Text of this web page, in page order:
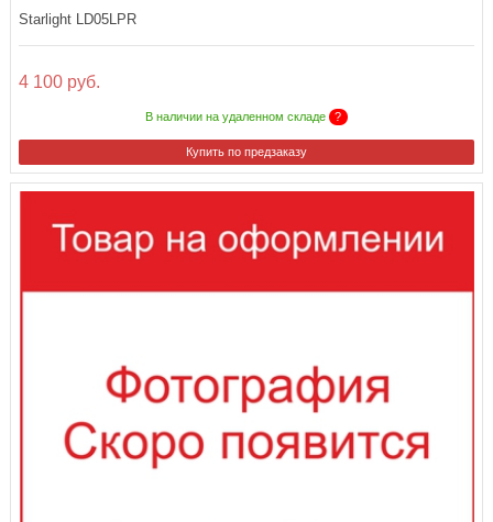
Starlight LD05LPR
4 100 руб.
В наличии на удаленном складе ?
Купить по предзаказу